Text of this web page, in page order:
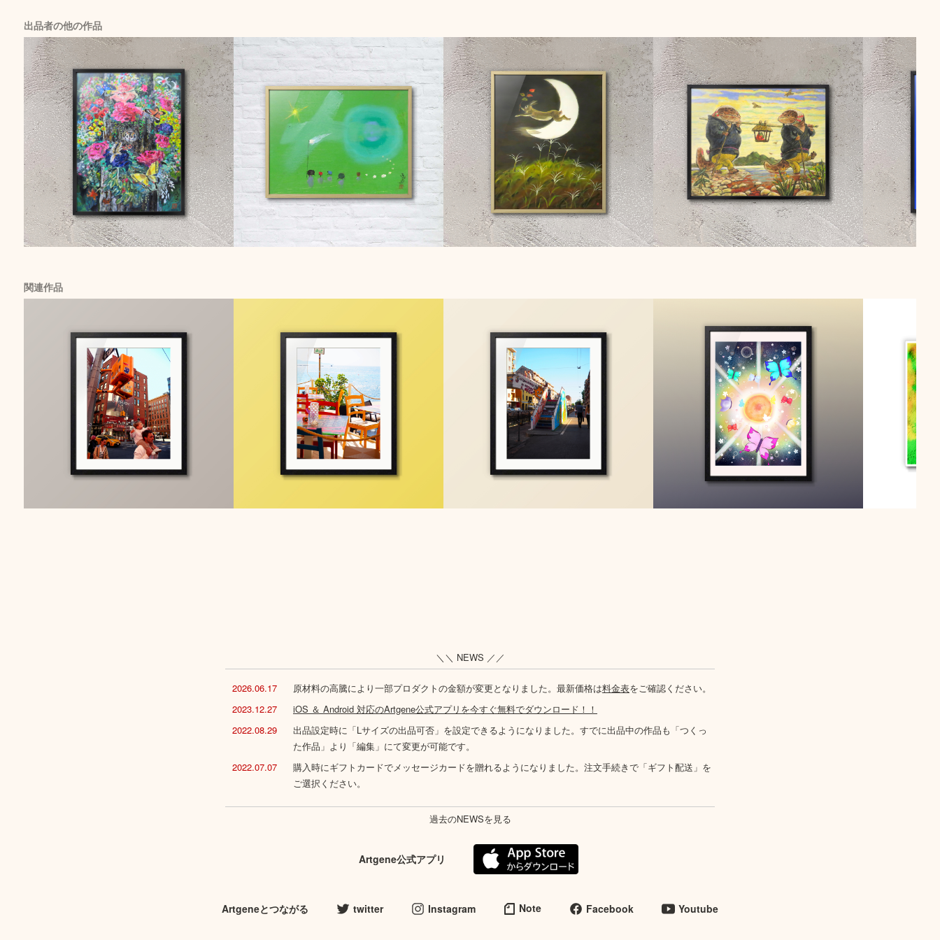
出品者の他の作品
関連作品
＼＼ NEWS ／／
2026.06.17 原材料の高騰により一部プロダクトの金額が変更となりました。最新価格は料金表をご確認ください。
2023.12.27
iOS ＆ Android 対応のArtgene公式アプリを今すぐ無料でダウンロード！！
2022.08.29
出品設定時に「Lサイズの出品可否」を設定できるようになりました。すでに出品中の作品も「つくっ
た作品」より「編集」にて変更が可能です。
2022.07.07
購入時にギフトカードでメッセージカードを贈れるようになりました。注文手続きで「ギフト配送」を
ご選択ください。
過去のNEWSを見る
Artgene公式アプリ
Artgeneとつながる twitter Instagram Note Facebook Youtube